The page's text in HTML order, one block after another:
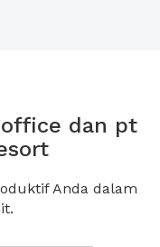
dan pt
Anda dalam